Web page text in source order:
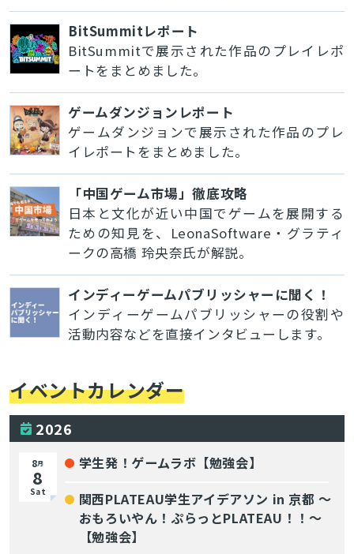
BitSummitレポート
BitSummitで展示された作品のプレイレポ
ートをまとめました。
ゲームダンジョンレポート
ゲームダンジョンで展示された作品のプレ
イレポートをまとめました。
「中国ゲーム市場」徹底攻略
日本と文化が近い中国でゲームを展開する
ための知見を、LeonaSoftware・グラティ
ークの高橋 玲央奈氏が解説。
インディーゲームパブリッシャーに聞く！
インディーゲームパブリッシャーの役割や
活動内容などを直接インタビューします。
イベントカレンダー
2026
8月
8
Sat
学生発！ゲームラボ【勉強会】
関西PLATEAU学生アイデアソン in 京都 〜
おもろいやん！ぷらっとPLATEAU！！〜
【勉強会】